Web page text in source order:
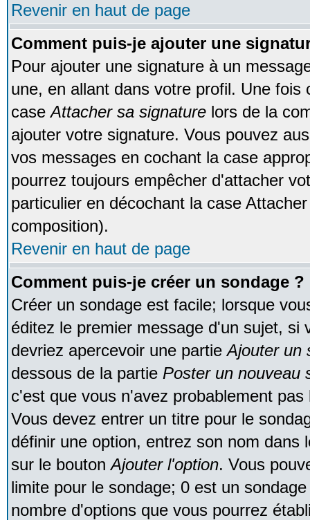
Revenir en haut de page
Comment puis-je ajouter une
Pour ajouter une signature à un
une, en allant dans votre profil. Une fois
caseAttacher sa signature lors de la
ajouter votre signature. Vous pouvez
vos messages en cochant la case
pourrez toujours empêcher d'attacher
particulier en décochant la case
composition).
Revenir en haut de page
Comment puis-je créer un sondage ?
Créer un sondage est facile; lorsque
éditez le premier message d'un sujet, si
devriez apercevoir une partieAjouter un
dessous de la partie Poster un nouveau
c'est que vous n'avez probablement
Vous devez entrer un titre pour le
définir une option, entrez son nom dans
sur le boutonAjouter l'option. Vous
limite pour le sondage; 0 est un
nombre d'options que vous pourrez